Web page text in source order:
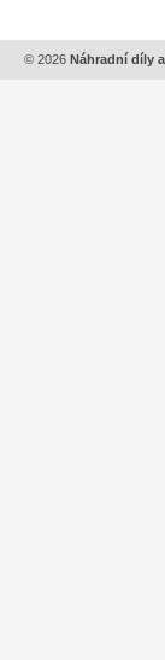
© 2026 Náhradní díly